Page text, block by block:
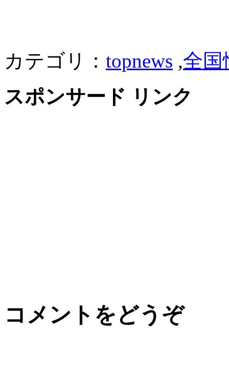
カテゴリ： topnews ,全国
スポンサード リンク
コメントをどうぞ